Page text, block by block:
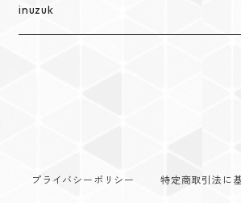
SHIKI The dog cakery
inuzuk
プライバシーポリシー 特定商取引法に